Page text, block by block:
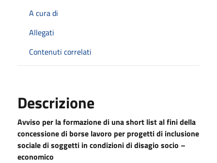
A cura di
Allegati
Contenuti correlati
Descrizione
Avviso per la formazione di una short list al fini della
concessione di borse lavoro per progetti di inclusione
sociale di soggetti in condizioni di disagio socio –
economico